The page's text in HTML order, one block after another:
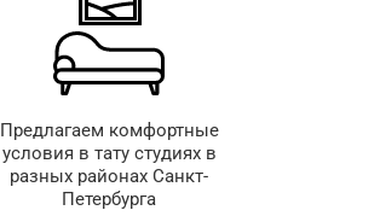
Предлагаем комфортные
условия в тату студиях в
разных районах Санкт-
Петербурга